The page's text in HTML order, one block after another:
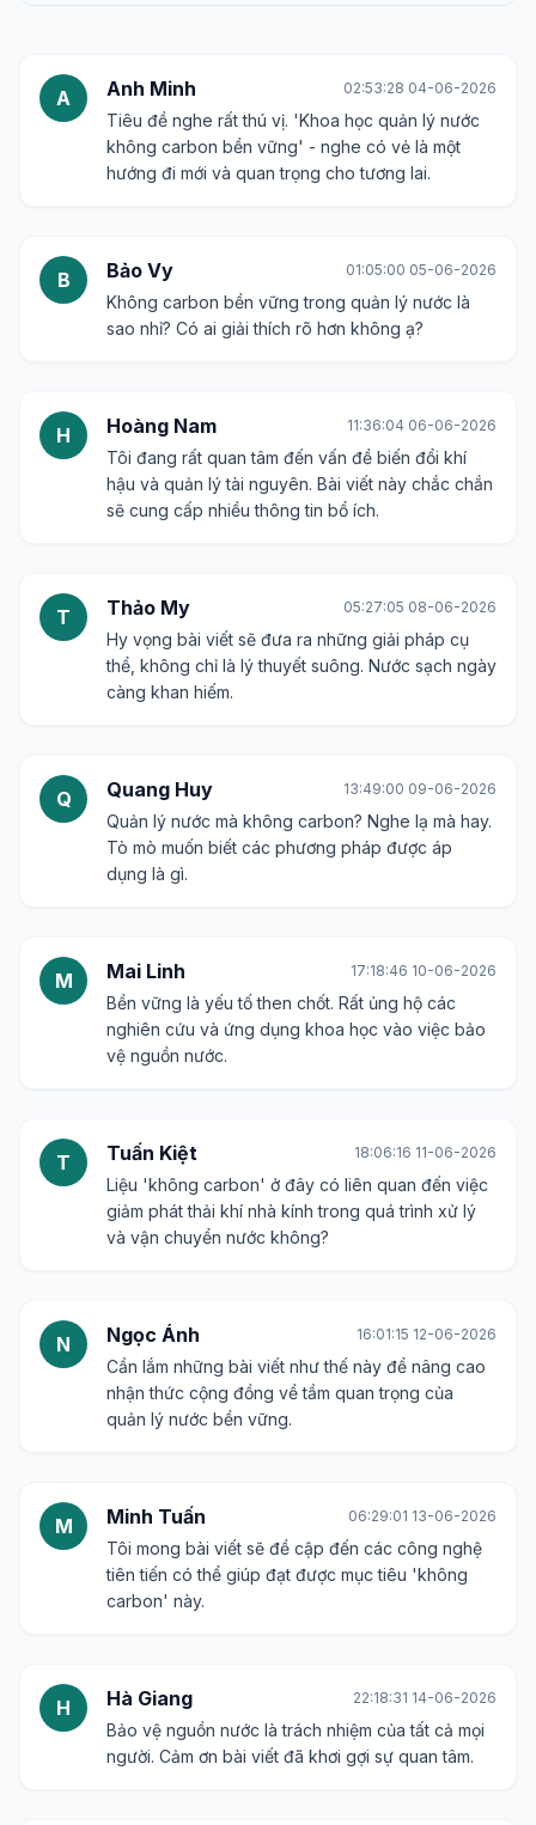
A Anh Minh 02:53:28 04-06-2026
Tiêu đề nghe rất thú vị. 'Khoa học quản lý nước
không carbon bền vững' - nghe có vẻ là một
hướng đi mới và quan trọng cho tương lai.
B Bảo Vy 01:05:00 05-06-2026
Không carbon bền vững trong quản lý nước là
sao nhỉ? Có ai giải thích rõ hơn không ạ?
H Hoàng Nam 11:36:04 06-06-2026
Tôi đang rất quan tâm đến vấn đề biến đổi khí
hậu và quản lý tài nguyên. Bài viết này chắc chắn
sẽ cung cấp nhiều thông tin bổ ích.
T Thảo My 05:27:05 08-06-2026
Hy vọng bài viết sẽ đưa ra những giải pháp cụ
thể, không chỉ là lý thuyết suông. Nước sạch ngày
càng khan hiếm.
Q Quang Huy 13:49:00 09-06-2026
Quản lý nước mà không carbon? Nghe lạ mà hay.
Tò mò muốn biết các phương pháp được áp
dụng là gì.
M Mai Linh 17:18:46 10-06-2026
Bền vững là yếu tố then chốt. Rất ủng hộ các
nghiên cứu và ứng dụng khoa học vào việc bảo
vệ nguồn nước.
T Tuấn Kiệt 18:06:16 11-06-2026
Liệu 'không carbon' ở đây có liên quan đến việc
giảm phát thải khí nhà kính trong quá trình xử lý
và vận chuyển nước không?
N Ngọc Ánh 16:01:15 12-06-2026
Cần lắm những bài viết như thế này để nâng cao
nhận thức cộng đồng về tầm quan trọng của
quản lý nước bền vững.
M Minh Tuấn 06:29:01 13-06-2026
Tôi mong bài viết sẽ đề cập đến các công nghệ
tiên tiến có thể giúp đạt được mục tiêu 'không
carbon' này.
H Hà Giang 22:18:31 14-06-2026
Bảo vệ nguồn nước là trách nhiệm của tất cả mọi
người. Cảm ơn bài viết đã khơi gợi sự quan tâm.